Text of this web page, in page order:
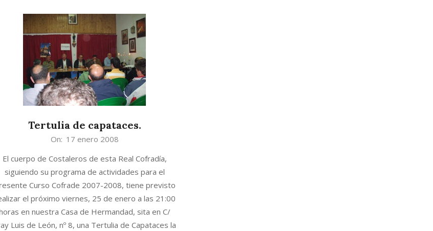
Tertulia de capataces.
On: 17 enero 2008
El cuerpo de Costaleros de esta Real Cofradía,
siguiendo su programa de actividades para el
Curso Cofrade 2007-2008, tiene previsto
el próximo viernes, 25 de enero a las 21:00
en nuestra Casa de Hermandad, sita en C/
Luis de León, nº 8, una Tertulia de Capataces la